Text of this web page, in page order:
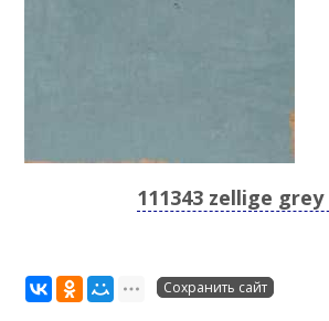
111343 zellige grey
Сохранить сайт